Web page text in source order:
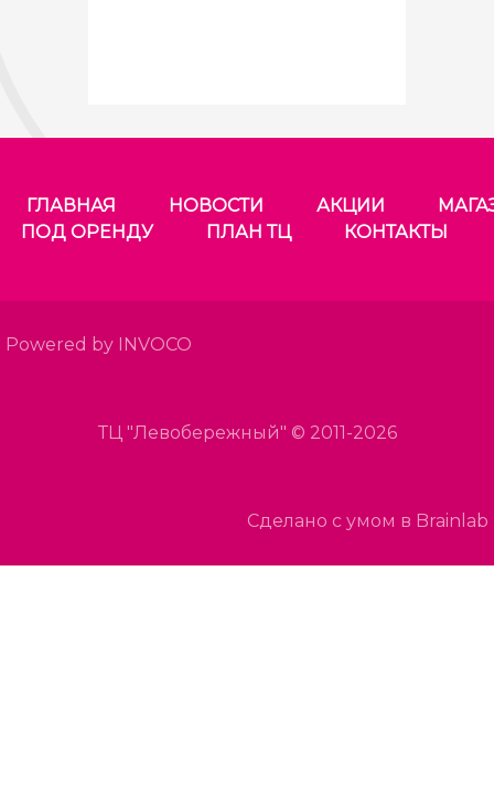
ГЛАВНАЯ НОВОСТИ АКЦИИ
ПОД ОРЕНДУ
ПЛАН ТЦ КОНТАКТЫ
Powered by INVOCO
ТЦ "Левобережный" © 2011-2026
Сделано с умом в Brainlab